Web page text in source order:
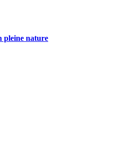
pleine nature